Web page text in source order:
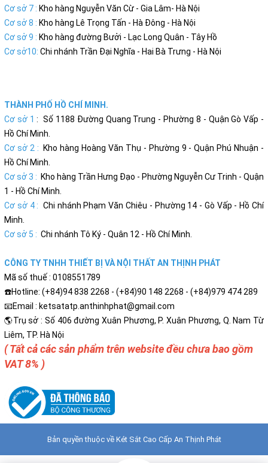
Cơ sở 7 : Kho hàng Nguyễn Văn Cừ - Gia Lâm- Hà Nội
Cơ sở 8 : Kho hàng Lê Trọng Tấn - Hà Đông - Hà Nội
Cơ sở 9 : Kho hàng đường Bưởi - Lạc Long Quân - Tây Hồ
Cơ sở10: Chi nhánh Trần Đại Nghĩa - Hai Bà Trưng - Hà Nội
THÀNH PHỐ HỒ CHÍ MINH.
Cơ sở 1: Số 1188 Đường Quang Trung - Phường 8 - Quận Gò Vấp -
Hồ Chí Minh.
Cơ sở 2 : Kho hàng Hoàng Văn Thụ - Phường 9 - Quận Phú Nhuận -
Hồ Chí Minh.
Cơ sở 3 : Kho hàng Trần Hưng Đạo - Phường Nguyễn Cư Trinh - Quận
1 - Hồ Chí Minh.
Cơ sở 4 : Chi nhánh Phạm Văn Chiêu - Phường 14 - Gò Vấp - Hồ Chí
Minh.
Cơ sở 5 : Chi nhánh Tô Ký - Quân 12 - Hồ Chí Minh.
CÔNG TY TNHH THIẾT BỊ VÀ NỘI THẤT AN THỊNH PHÁT
Mã số thuế : 0108551789
☎️Hotline: (+84)94 838 2268 - (+84)90 148 2268 - (+84)979 474 289
📧Email : ketsatatp.anthinhphat@gmail.com
🌎Trụ sở : Số 406 đường Xuân Phương, P. Xuân Phương, Q. Nam Từ
Liêm, TP. Hà Nội
( Tất cả các sản phẩm trên website đều chưa bao gồm
VAT 8% )
Bản quyền thuộc về Két Sắt Cao Cấp An Thịnh Phát